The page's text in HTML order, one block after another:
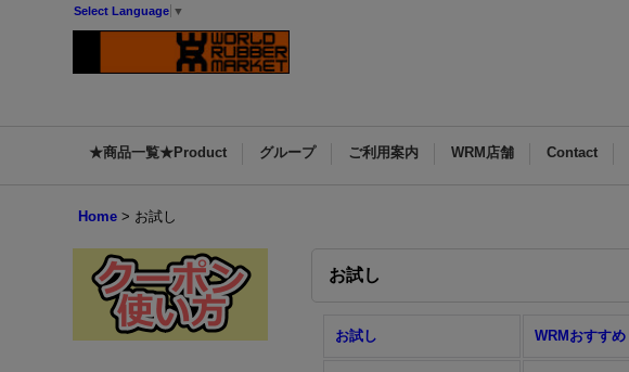
Select Language ▼
★商品一覧★Product グループ ご利用案内 WRM店舗 Contact
Home > お試し
お試し
お試し WRMおすすめ